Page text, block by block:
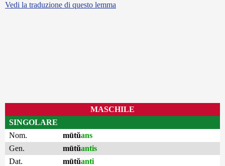
Vedi la traduzione di questo lemma
MASCHILE
SINGOLARE
Nom.
mūtŭans
Gen.
mūtŭantis
Dat.
mūtŭanti